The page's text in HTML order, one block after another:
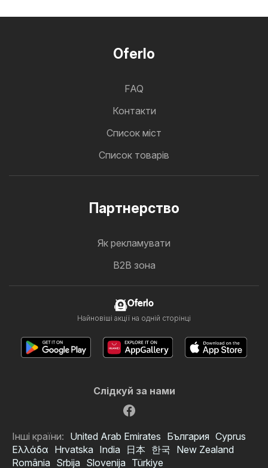
Oferlo
FAQ
Контакти
Cписок міст
Список товарів
Партнерство
Як рекламувати
B2B зона
Oferlo
Найновіші акції на одній сторінці
Слідкуй за нами
Інші країни: United Arab Emirates България Cyprus
Ελλάδα Hrvatska India 日本 한국 New Zealand
România Srbija Slovenija Türkiye